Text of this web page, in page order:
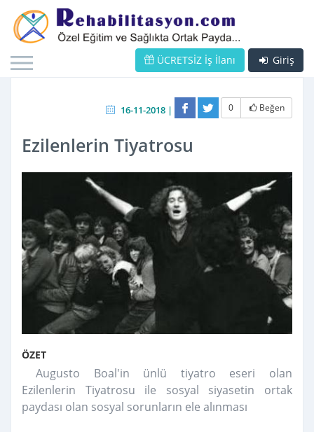
Giriş
ÜCRETSİZ İş İlanı
16-11-2018 | 0 Beğen
Ezilenlerin Tiyatrosu
ÖZET
Augusto Boal'in ünlü tiyatro eseri olan
Ezilenlerin Tiyatrosu ile sosyal siyasetin ortak
paydası olan sosyal sorunların ele alınması